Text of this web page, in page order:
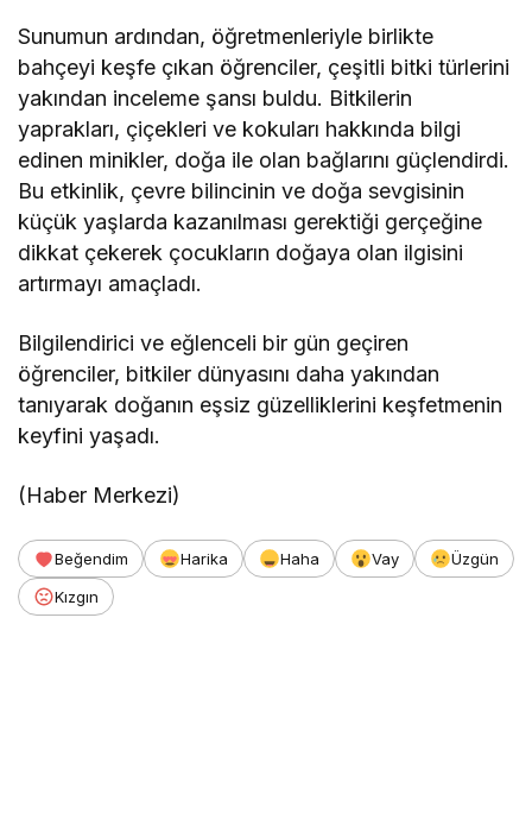
Sunumun ardından, öğretmenleriyle birlikte
bahçeyi keşfe çıkan öğrenciler, çeşitli bitki türlerini
yakından inceleme şansı buldu. Bitkilerin
yaprakları, çiçekleri ve kokuları hakkında bilgi
edinen minikler, doğa ile olan bağlarını güçlendirdi.
Bu etkinlik, çevre bilincinin ve doğa sevgisinin
küçük yaşlarda kazanılması gerektiği gerçeğine
dikkat çekerek çocukların doğaya olan ilgisini
artırmayı amaçladı.
Bilgilendirici ve eğlenceli bir gün geçiren
öğrenciler, bitkiler dünyasını daha yakından
tanıyarak doğanın eşsiz güzelliklerini keşfetmenin
keyfini yaşadı.
(Haber Merkezi)
Beğendim Harika Haha Vay
Üzgün
Kızgın